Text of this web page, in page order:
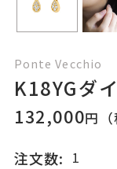
Ponte Vecchio
K18YGダ
132,000円（
注文数: